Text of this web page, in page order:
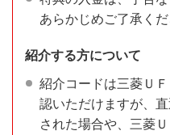
あらかじめご了承くだ
紹介する方について
紹介コードは三菱Ｕ
認いただけますが、
された場合や、三菱